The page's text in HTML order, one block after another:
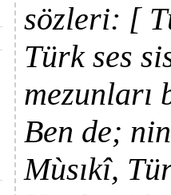
sözleri: [
Türk ses
Ben de;
Mùsıkî,